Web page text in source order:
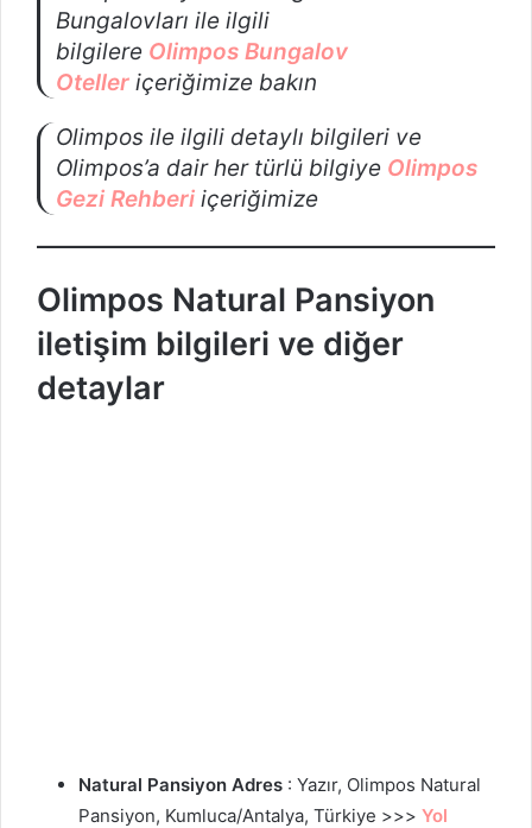
Bungalovları ile ilgili
bilgilere OlimposBungalov
Oteller içeriğimize bakın
Olimpos ile ilgili detaylı bilgileri ve
Olimpos’a dair her türlü bilgiye Olimpos
Gezi Rehberi içeriğimize
Olimpos Natural Pansiyon
iletişim bilgileri ve diğer
detaylar
Natural Pansiyon Adres : Yazır, Olimpos Natural
Pansiyon, Kumluca/Antalya, Türkiye >>> Yol